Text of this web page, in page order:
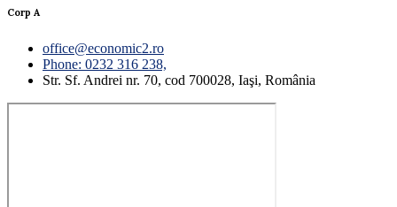
Corp A
office@economic2.ro
Phone: 0232 316 238,
Str. Sf. Andrei nr. 70, cod 700028, Iaşi, România